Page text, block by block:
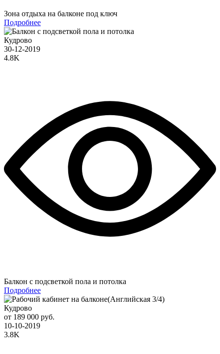
Зона отдыха на балконе под ключ
Подробнее
Кудрово
30-12-2019
4.8K
Балкон с подсветкой пола и потолка
Подробнее
Кудрово
от 189 000 руб.
10-10-2019
3.8K